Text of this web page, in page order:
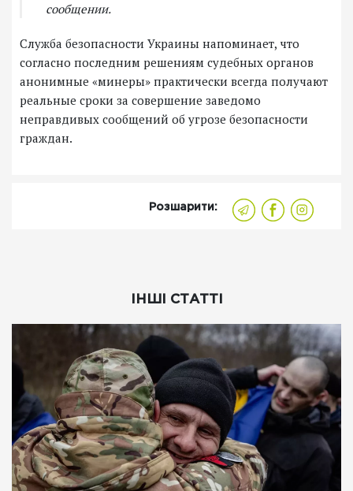
сообщении.
Служба безопасности Украины напоминает, что
согласно последним решениям судебных органов
анонимные «минеры» практически всегда получают
реальные сроки за совершение заведомо
неправдивых сообщений об угрозе безопасности
граждан.
Розшарити:
ІНШІ СТАТТІ